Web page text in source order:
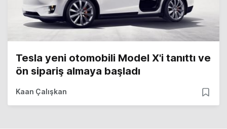
Tesla yeni otomobili Model X'i tanıttı ve
ön sipariş almaya başladı
Kaan Çalışkan